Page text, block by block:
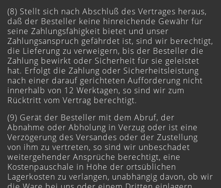
(8) Stellt sich nach Abschluß des Vertrages heraus,
daß der Besteller keine hinreichende Gewähr für
seine Zahlungsfähigkeit bietet und unser
Zahlungsanspruch gefährdet ist, sind wir berechtigt,
die Lieferung zu verweigern, bis der Besteller die
Zahlung bewirkt oder Sicherheit für sie geleistet
hat. Erfolgt die Zahlung oder Sicherheitsleistung
nach einer darauf gerichteten Aufforderung nicht
innerhalb von 12 Werktagen, so sind wir zum
Rücktritt vom Vertrag berechtigt.
(9) Gerät der Besteller mit dem Abruf, der
Abnahme oder Abholung in Verzug oder ist eine
Verzögerung des Versandes oder der Zustellung
von ihm zu vertreten, so sind wir unbeschadet
weitergehender Ansprüche berechtigt, eine
Kostenpauschale in Höhe der ortsüblichen
Lagerkosten zu verlangen, unabhängig davon, ob wir